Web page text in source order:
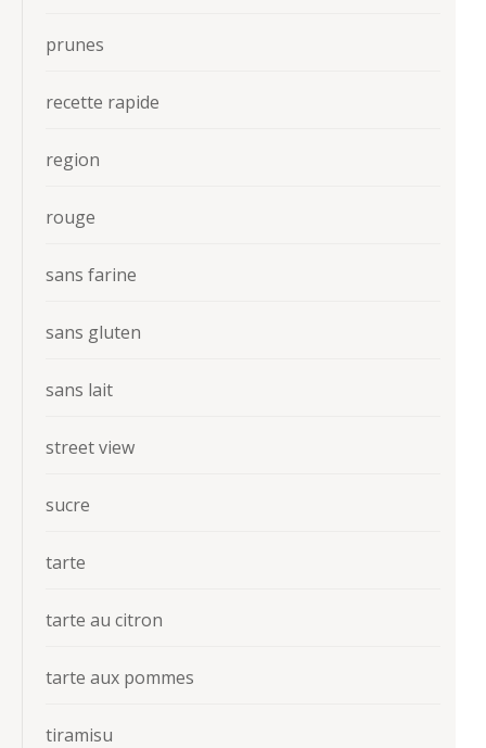
prunes
recette rapide
region
rouge
sans farine
sans gluten
sans lait
street view
sucre
tarte
tarte au citron
tarte aux pommes
tiramisu